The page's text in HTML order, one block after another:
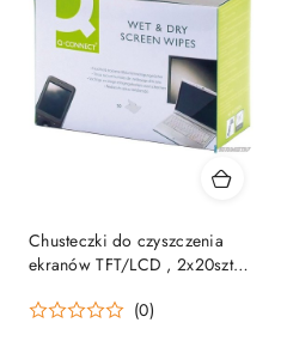
Chusteczki do czyszczenia
ekranów TFT/LCD , 2x20szt.,
(0)